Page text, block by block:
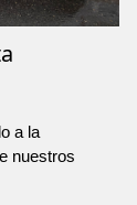
a la
nuestros